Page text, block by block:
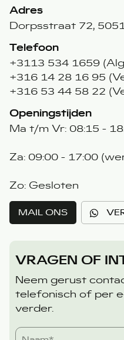
Adres
Dorpsstraat 72,
Telefoon
+3113 534 1659
+316 14 28 16 95
+316 53 44 58 22
Openingstijden
Ma t/m Vr: 08:15 -
Za: 09:00 - 17:00
Zo: Gesloten
MAIL ONS
VRAGEN OF
Neem gerust
telefonisch of per
verder.